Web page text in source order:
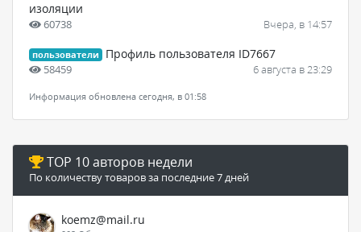
изоляции
60738 Вчера, в 14:57
пользователи Профиль пользователя ID7667
58459 6 августа в 23:29
Информация обновлена сегодня, в 01:58
TOP 10 авторов недели
По количеству товаров за последние 7 дней
koemz@mail.ru